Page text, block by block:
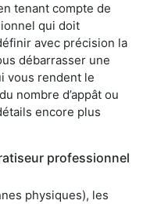
tenant compte de
qui doit
avec précision la
débarrasser une
vous rendent le
nombre d’appât ou
encore plus
professionnel
physiques), les